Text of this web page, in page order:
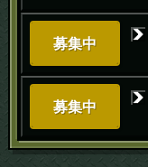
募集中
募集中